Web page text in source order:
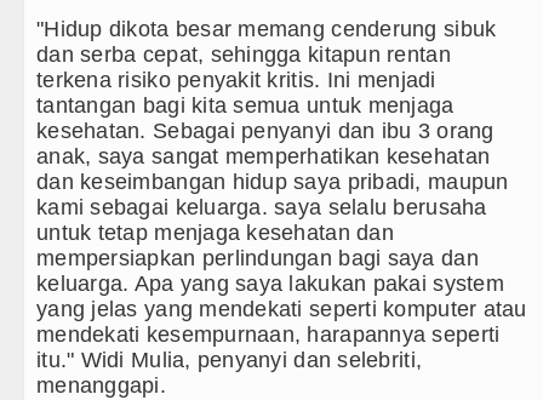
"Hidup dikota besar memang cenderung sibuk
dan serba cepat, sehingga kitapun rentan
terkena risiko penyakit kritis. Ini menjadi
tantangan bagi kita semua untuk menjaga
kesehatan. Sebagai penyanyi dan ibu 3 orang
anak, saya sangat memperhatikan kesehatan
dan keseimbangan hidup saya pribadi, maupun
kami sebagai keluarga. saya selalu berusaha
untuk tetap menjaga kesehatan dan
mempersiapkan perlindungan bagi saya dan
keluarga. Apa yang saya lakukan pakai system
yang jelas yang mendekati seperti komputer atau
mendekati kesempurnaan, harapannya seperti
itu." Widi Mulia, penyanyi dan selebriti,
menanggapi.